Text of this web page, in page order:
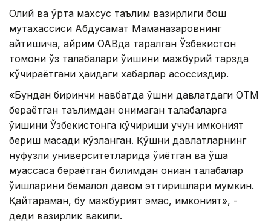
Олий ва ўрта махсус таълим вазирлиги бош
мутахассиси Абдусамат Маманазаровнинг
айтишича, айрим ОАВда тарқалган Ўзбекистон
томони ўз талабалари ўқишини мажбурий тарзда
кўчираётгани ҳақидаги хабарлар асоссиздир.
«Бундан биринчи навбатда қўшни давлатдаги ОТМ
бераётган таълимдан қониқмаган талабаларга
ўқишини Ўзбекистонга кўчириши учун имконият
бериш мақсади кўзланган. Қўшни давлатларнинг
нуфузли университетларида ўқиётган ва ўша
муассаса бераётган билимдан қониққан талабалар
ўқишларини бемалол давом эттиришлари мумкин.
Қайтараман, бу мажбурият эмас, имконият», -
деди вазирлик вакили.